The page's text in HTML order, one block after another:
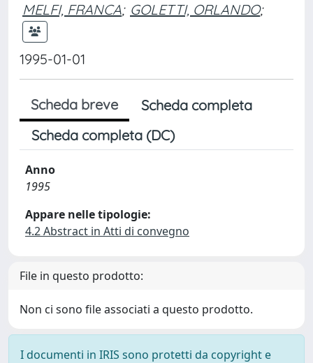
MELFI, FRANCA; GOLETTI, ORLANDO;
1995-01-01
Scheda breve
Scheda completa
Scheda completa (DC)
Anno
1995
Appare nelle tipologie:
4.2 Abstract in Atti di convegno
File in questo prodotto:
Non ci sono file associati a questo prodotto.
I documenti in IRIS sono protetti da copyright e